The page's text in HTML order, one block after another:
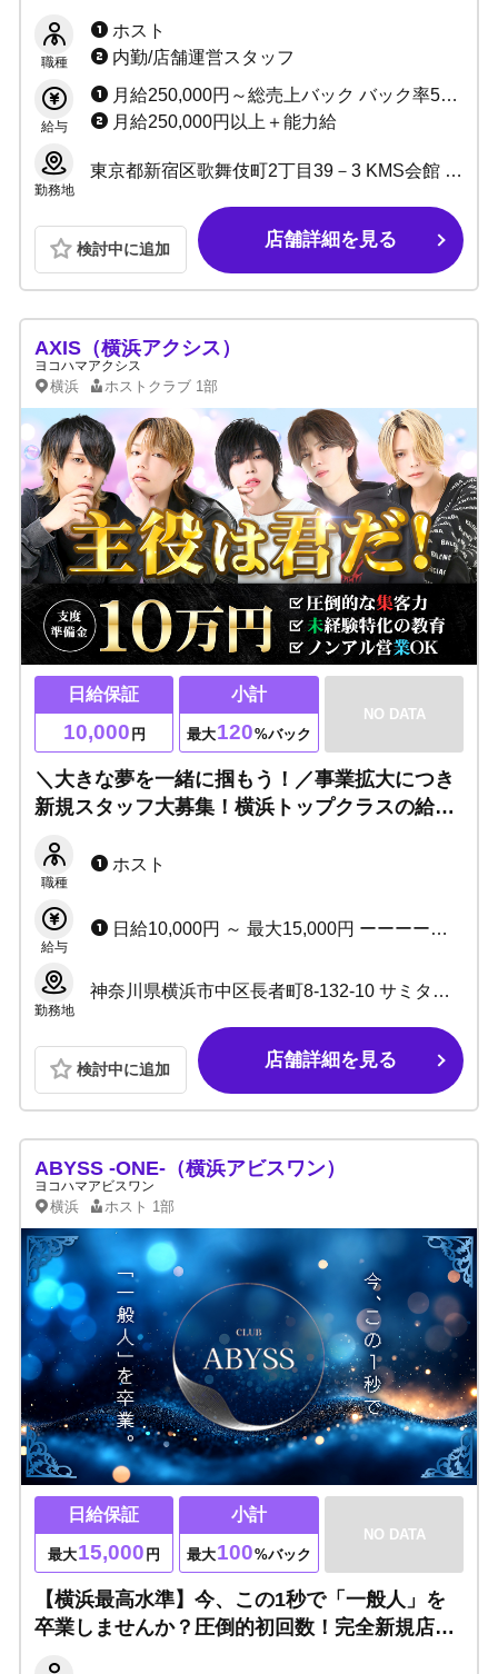
画多数開催！
職種
ホスト
内勤/店舗運営スタッフ
給与
月給250,000円～総売上バック バック率50%～最大70% ・ボーナスあり ・店売バック付き ・指名達成賞 ・皆勤手当てあり ・各種ボーナス多数 ・手当あり
月給250,000円以上＋能力給
勤務地
東京都新宿区歌舞伎町2丁目39－3 KMS会館 B1F
検討中に追加 店舗詳細を見る
AXIS（横浜アクシス）
ヨコハマアクシス
横浜 ホストクラブ 1部
日給保証
10,000 円
小計
最大120%バック
NO DATA
＼大きな夢を一緒に掴もう！／事業拡大につき
新規スタッフ大募集！横浜トップクラスの給与
職種
ホスト
給与
日給10,000円 ～ 最大15,000円 ーーーーーーーーーー 日給10,000～(売上に応じてスライド制) ＋売上バック＋指名料 同伴料バック＋売上達成ボーナス＋各種賞金(10種以上)＋手当 ※総売上システムなので、他店よりも売上が上げやすい（＝お給料も沢山もらいやすい）！ 横浜トップレベルの給料システムです✨ 売上が低い場合も、日給保証があるので安心！
勤務地
神奈川県横浜市中区長者町8-132-10 サミタスビルB-3号室
検討中に追加 店舗詳細を見る
ABYSS -ONE-（横浜アビスワン）
ヨコハマアビスワン
横浜 ホスト 1部
日給保証
最大15,000 円
小計
最大100%バック
NO DATA
【横浜最高水準】今、この1秒で「一般人」を
卒業しませんか？圧倒的初回数！完全新規店だ